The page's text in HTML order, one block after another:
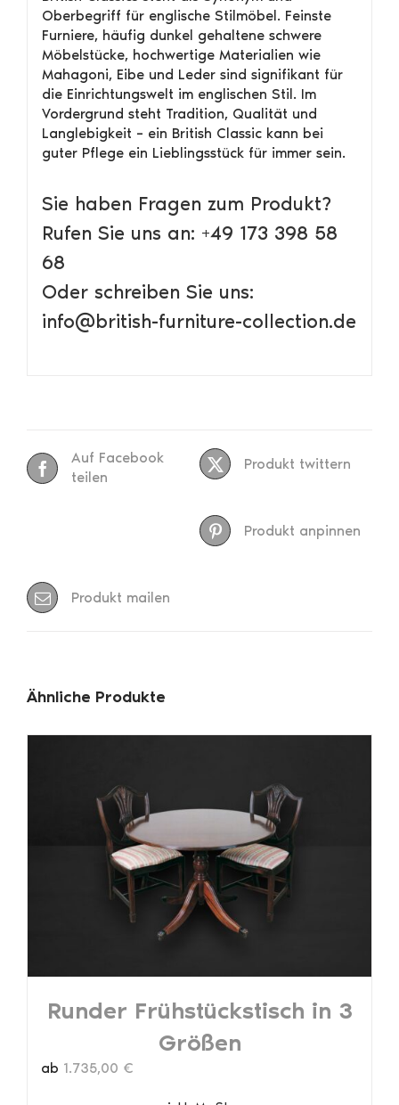
Oberbegriff für englische Stilmöbel. Feinste
Furniere, häufig dunkel gehaltene schwere
Möbelstücke, hochwertige Materialien wie
Mahagoni, Eibe und Leder sind signifikant für
die Einrichtungswelt im englischen Stil. Im
Vordergrund steht Tradition, Qualität und
Langlebigkeit – ein British Classic kann bei
guter Pflege ein Lieblingsstück für immer sein.
Sie haben Fragen zum Produkt?
Rufen Sie uns an: +49 173 398 58
68
Oder schreiben Sie uns:
info@british-furniture-collection.de
Auf Facebook
teilen
Produkt twittern
Produkt anpinnen
Produkt mailen
Ähnliche Produkte
Runder Frühstückstisch in 3
Größen
ab 1.735,00 €